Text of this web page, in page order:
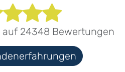
auf 24348 Bewertungen